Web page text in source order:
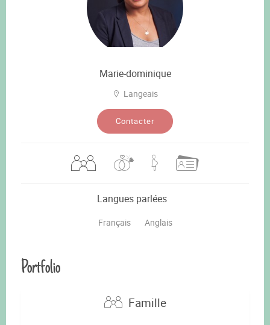
Marie-dominique
Langeais
Contacter
Langues parlées
Français Anglais
Portfolio
Famille